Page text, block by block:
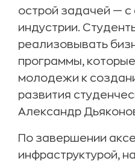
острой задачей — с
индустрии.
реализовывать
программы,
молодежи к
развития
Александр
По завершении
инфраструктурой,